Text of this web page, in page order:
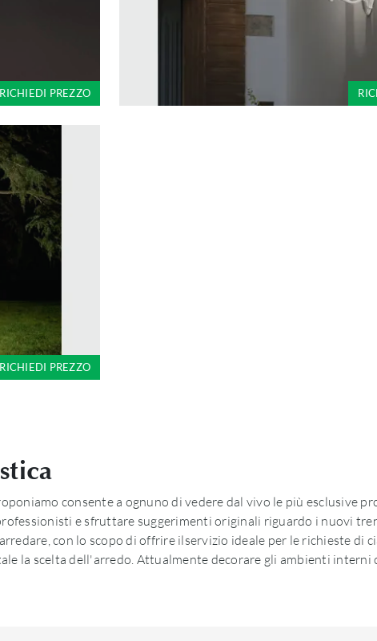
RICHIEDI PREZZO
RICHIEDI PREZZO
consente a ognuno di vedere dal vivo le più esclusive
e sfruttare suggerimenti originali riguardo i nuovi
con lo scopo di offrire ilservizio ideale per le richieste di
la scelta dell'arredo. Attualmente decorare gli ambienti